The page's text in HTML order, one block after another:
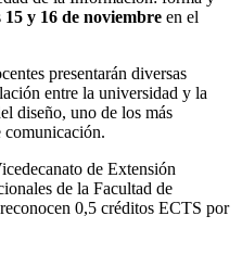
15 y 16 de noviembre en el
presentarán diversas
entre la universidad y la
diseño, uno de los más
comunicación.
de Extensión
de la Facultad de
0,5 créditos ECTS por